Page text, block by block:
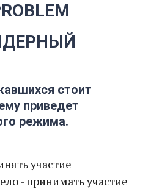
стоит
приведет
режима.
участие
- принимать участие